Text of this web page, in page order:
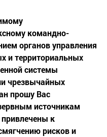
командно-
органов управления
и территориальных
системы
чрезвычайных
прошу Вас
источникам
к
рисков и